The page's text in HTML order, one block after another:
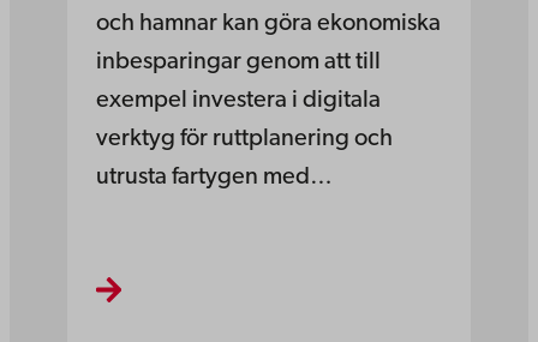
och hamnar kan göra ekonomiska
inbesparingar genom att till
exempel investera i digitala
verktyg för ruttplanering och
utrusta fartygen med…